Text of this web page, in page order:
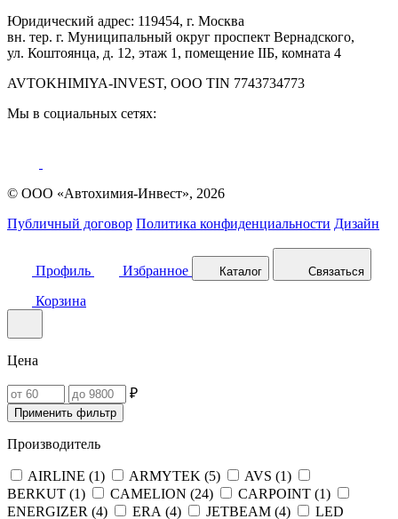
Юридический адрес: 119454, г. Москва
вн. тер. г. Муниципальный округ проспект Вернадского,
ул. Коштоянца, д. 12, этаж 1, помещение IIБ, комната 4
AVTOKHIMIYA-INVEST, OOO TIN 7743734773
Мы в социальных сетях:
© ООО «Автохимия-Инвест», 2026
Публичный договор Политика конфиденциальности Дизайн
Профиль Избранное Каталог Связаться
Корзина
Цена
₽
Применить фильтр
Производитель
AIRLINE (1) ARMYTEK (5) AVS (1)
BERKUT (1) CAMELION (24) CARPOINT (1)
ENERGIZER (4) ERA (4) JETBEAM (4) LED